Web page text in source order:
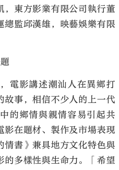
，東方影業有限公司執行董
總監邱漢雄，映藝娛樂有限
電影講述潮汕人在異鄉打
故事，相信不少人的上一代
的鄉情與親情容易引起共
影在題材、製作及市場表現
情書》兼具地方文化特色與
的多樣性與生命力。「希望